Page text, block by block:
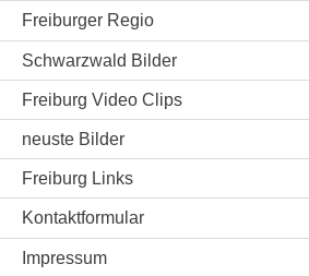
Freiburger Regio
Schwarzwald Bilder
Freiburg Video Clips
neuste Bilder
Freiburg Links
Kontaktformular
Impressum